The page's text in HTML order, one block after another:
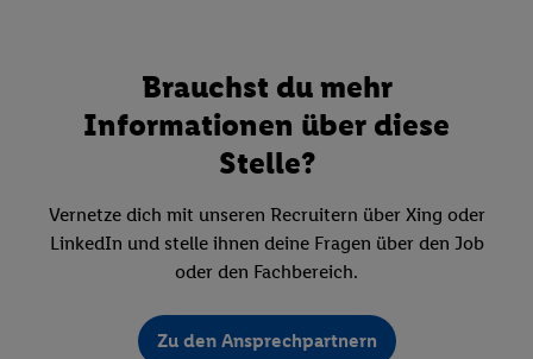
Brauchst du mehr
Informationen über diese
Stelle?
Vernetze dich mit unseren Recruitern über Xing oder
LinkedIn und stelle ihnen deine Fragen über den Job
oder den Fachbereich.
Zu den Ansprechpartnern